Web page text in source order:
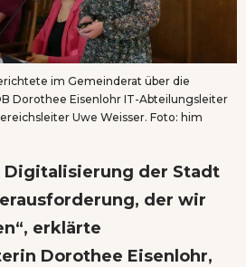
im Gemeinderat über die
Dorothee Eisenlohr IT-Abteilungsleiter
Uwe Weisser. Foto: him
der Stadt
der wir
erklärte
Dorothee Eisenlohr,